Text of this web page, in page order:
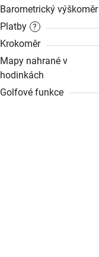
Barometrický výškoměr
?
Platby
Krokoměr
Mapy nahrané v
hodinkách
Golfové funkce